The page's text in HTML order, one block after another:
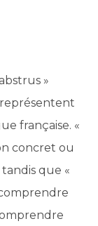
»
française. «
concret ou
que «